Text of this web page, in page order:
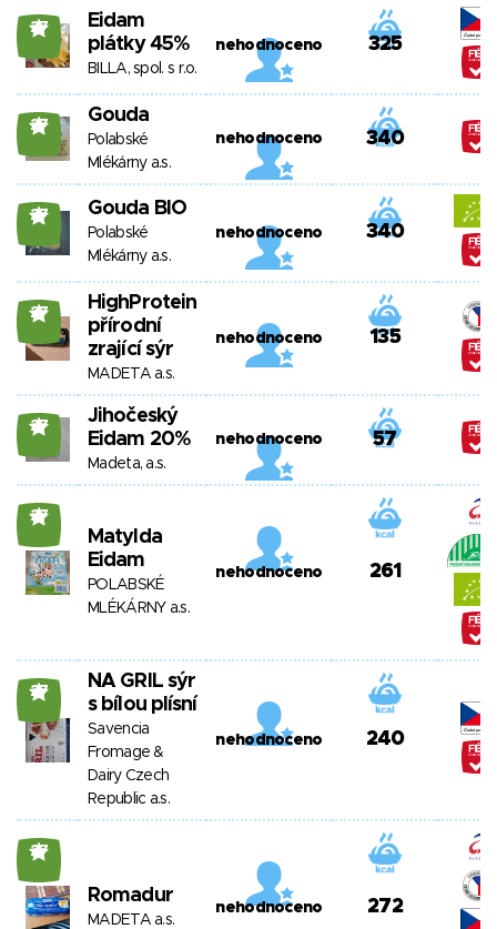
27
Eidam
plátky 45%
BILLA, spol. s r.o.
nehodnoceno 325
27 Gouda
Polabské
Mlékárny a.s.
nehodnoceno 340
27 Gouda BIO
Polabské
Mlékárny a.s.
nehodnoceno 340
27
HighProtein
přírodní
zrající sýr
MADETA a.s.
nehodnoceno 135
27
Jihočeský
Eidam 20%
Madeta, a.s.
nehodnoceno 57
27
Matylda
Eidam
POLABSKÉ
MLÉKÁRNY a.s.
nehodnoceno 261
27
NA GRIL sýr
s bílou plísní
Savencia
Fromage &
Dairy Czech
Republic a.s.
nehodnoceno 240
27
Romadur
MADETA a.s.
nehodnoceno 272